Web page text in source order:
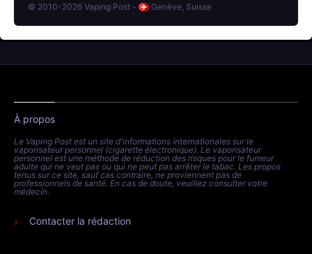
© 2010-2026 Vaping Post - Genève, Suisse
À propos
Le Vaping Post est un site d'informations internationales sur le
vaporisateur personnel (cigarette électronique). Le vaporisateur
personnel est une méthode de réduction des risques pour le fumeur
adulte qui ne veut pas ou qui ne peut pas arrêter le tabac. Les propos
tenus sur ce site, sauf cas contraire, ne proviennent pas de
professionnels de santé. En cas de doute, veuillez consulter votre
médecin.
Contacter la rédaction